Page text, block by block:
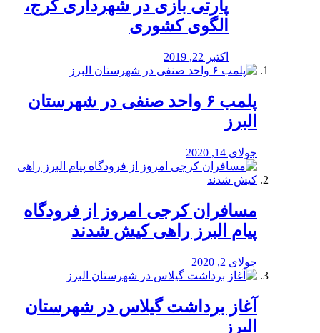
پارتی بازی در شهرداری کرج،
الگوی کشوری
اکتبر 22, 2019
پلمب ۶ واحد صنفی در شهرستان
البرز
جولای 14, 2020
مسافران کرجی امروز از فرودگاه
پیام البرز راهی کیش شدند
جولای 2, 2020
آغاز برداشت گیلاس در شهرستان
البرز